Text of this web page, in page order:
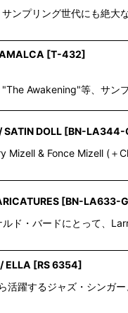
ンプリング世代にも絶
[T-432]
Awakening"等、サン
SATIN DOLL [BN-LA344-
Mizell & Fonce Mizell (
[BN-LA633-G
ルド・バードにとって、
ELLA [RS 6354]
活躍するジャズ・シンガ